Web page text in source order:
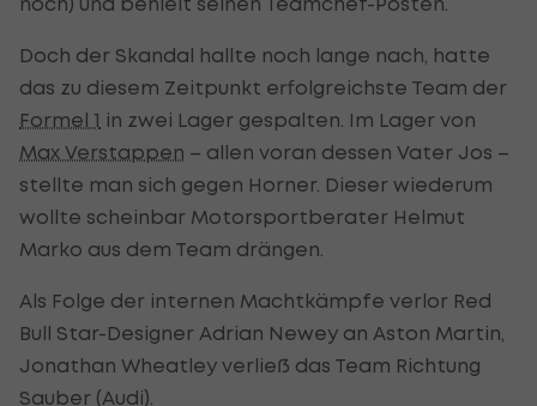
Doch der Skandal hallte noch lange nach, hatte
das zu diesem Zeitpunkt erfolgreichste Team der
Formel 1 in zwei Lager gespalten. Im Lager von
Max Verstappen – allen voran dessen Vater Jos –
stellte man sich gegen Horner. Dieser wiederum
wollte scheinbar Motorsportberater Helmut
Marko aus dem Team drängen.
Als Folge der internen Machtkämpfe verlor Red
Bull Star-Designer Adrian Newey an Aston Martin,
Jonathan Wheatley verließ das Team Richtung
Sauber (Audi).